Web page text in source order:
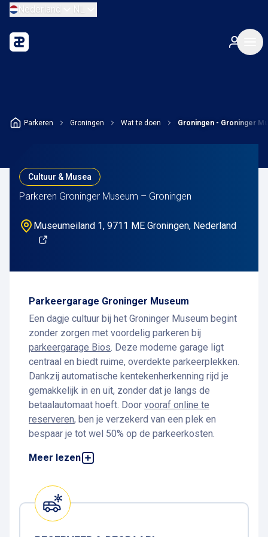
Nederland NL
Parkeren Groningen Wat te doen Groningen - Groninger
Cultuur & Musea
Parkeren Groninger Museum – Groningen
Museumeiland 1, 9711 ME Groningen, Nederland
Parkeergarage Groninger Museum
Een dagje cultuur bij het Groninger Museum begint
zonder zorgen met voordelig parkeren bij
parkeergarage Bios. Deze moderne garage ligt
centraal en biedt ruime, overdekte parkeerplekken.
Dankzij automatische kentekenherkenning rijd je
gemakkelijk in en uit, zonder dat je langs de
betaalautomaat hoeft. Door vooraf online te
reserveren, ben je verzekerd van een plek en
bespaar je tot wel 50% op de parkeerkosten.
Meer lezen
Parkeren bij het Groninger Museum
tegenover het station en is daardoor goed
bereikbaar vanafparkeergarage Bios. Binnen
enkele minuten wandel je vanaf de garage naar het